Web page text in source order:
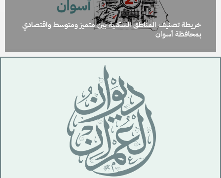
خريطة تصنيف المناطق السكنية بين متميز ومتوسط واقتصادي
بمحافظة أسوان